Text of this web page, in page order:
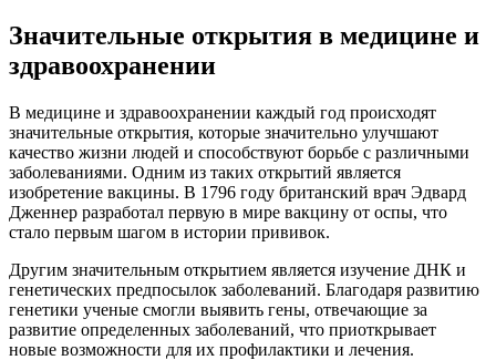
Значительные открытия в медицине и
здравоохранении
В медицине и здравоохранении каждый год происходят
значительные открытия, которые значительно улучшают
качество жизни людей и способствуют борьбе с различными
заболеваниями. Одним из таких открытий является
изобретение вакцины. В 1796 году британский врач Эдвард
Дженнер разработал первую в мире вакцину от оспы, что
стало первым шагом в истории прививок.
Другим значительным открытием является изучение ДНК и
генетических предпосылок заболеваний. Благодаря развитию
генетики ученые смогли выявить гены, отвечающие за
развитие определенных заболеваний, что приоткрывает
новые возможности для их профилактики и лечения.